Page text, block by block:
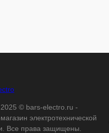
© bars-electro.ru -
электротехнической
Все права защищены.